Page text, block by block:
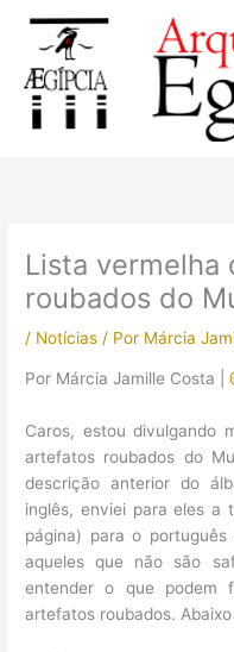
conteúdo
Lista vermelha
roubados do
/ Notícias / Por Márcia
Por Márcia Jamille Costa |
Caros, estou divulgando
artefatos roubados do
descrição anterior do
inglês, enviei para eles a
página) para o
aqueles que não são
entender o que podem
artefatos roubados.